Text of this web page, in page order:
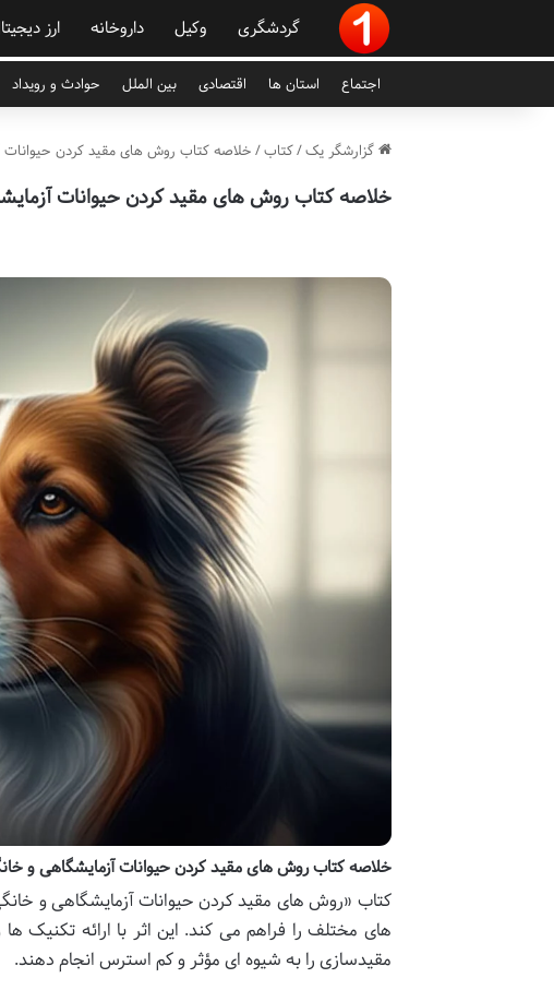
گردشگری وکیل داروخانه ارز
اجتماع استان ها اقتصادی بین الملل حوادث و رویداد
گزارشگر یک/کتاب/ خلاصه کتاب روش های مقید کردن حیوانات
خلاصه کتاب روش های مقید کردن حیوانات
خلاصه کتاب روش های مقید کردن حیوانات آزمایشگاهی و
کتاب «روش های مقید کردن حیوانات آزمایشگاهی و
های مختلف را فراهم می کند. این اثر با ارائه تکنیک
مقیدسازی را به شیوه ای مؤثر و کم استرس انجام دهند.